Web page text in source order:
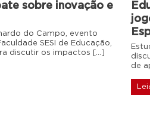
sobre inovação e
do Campo, evento
SESI de Educação,
discutir os impactos […]
de